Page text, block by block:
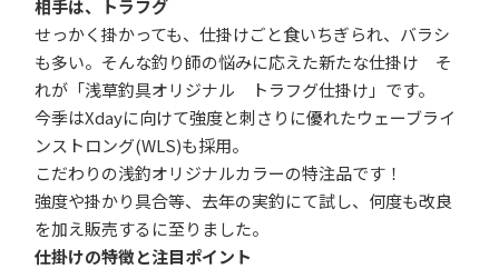
相手は、トラフグ
せっかく掛かっても、仕掛けごと食いちぎられ、バラシ
も多い。そんな釣り師の悩みに応えた新たな仕掛け そ
れが「浅草釣具オリジナル トラフグ仕掛け」です。
今季はXdayに向けて強度と刺さりに優れたウェーブライ
ンストロング(WLS)も採用。
こだわりの浅釣オリジナルカラーの特注品です！
強度や掛かり具合等、去年の実釣にて試し、何度も改良
を加え販売するに至りました。
仕掛けの特徴と注目ポイント